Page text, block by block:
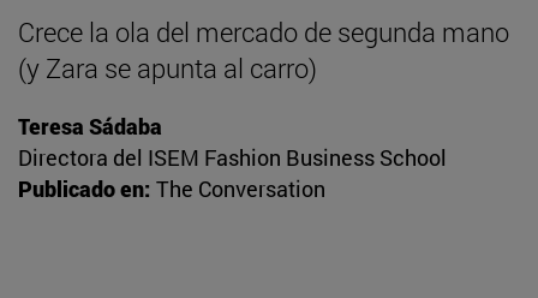
Crece la ola del mercado de segunda mano
(y Zara se apunta al carro)
Teresa Sádaba
Directora del ISEM Fashion Business School
Publicado en: The Conversation